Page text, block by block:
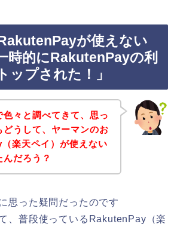
が使えない
時的にRakutenPayの利
ップされた！」
々と調べてきて、思っ
どうして、ヤーマンのお
楽天ペイ）が使えない
だろう？
思った疑問だったのです
、普段使っているRakutenPay（楽